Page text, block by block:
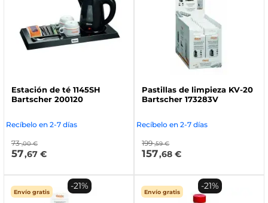
Estación de té 1145SH
Bartscher 200120
Recíbelo en 2-7 días
73 ,00 €
57,67 €
Pastillas de limpieza KV-20
Bartscher 173283V
Recíbelo en 2-7 días
199 ,59 €
157,68 €
Envío gratis
-21%
Envío gratis
-21%